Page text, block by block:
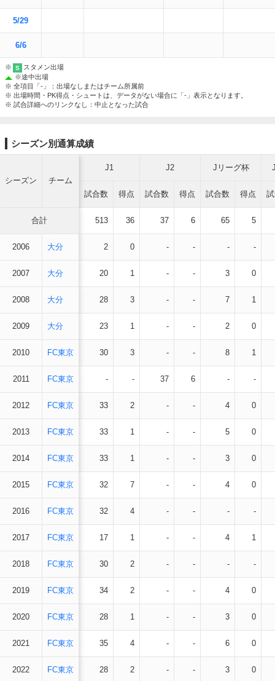
5/29
6/6
※ S
スタメン出場
※途中出場
※ 全項目「-」：出場なしまたはチーム所属前
※ 出場時間・PK得点・シュートは、データがない場合に「-」表示となります。
※ 試合詳細へのリンクなし：中止となった試合
シーズン別通算成績
シーズン チーム
J1 J2 Jリーグ杯
試合数 得点 試合数 得点 試合数 得点
合計 513 36 37 6 65 5
2006 大分 2 0 - - - -
2007 大分 20 1 - - 3 0
2008 大分 28 3 - - 7 1
2009 大分 23 1 - - 2 0
2010 FC東京 30 3 - - 8 1
2011 FC東京 - - 37 6 - -
2012 FC東京 33 2 - - 4 0
2013 FC東京 33 1 - - 5 0
2014 FC東京 33 1 - - 3 0
2015 FC東京 32 7 - - 4 0
2016 FC東京 32 4 - - - -
2017 FC東京 17 1 - - 4 1
2018 FC東京 30 2 - - - -
2019 FC東京 34 2 - - 4 0
2020 FC東京 28 1 - - 3 0
2021 FC東京 35 4 - - 6 0
2022 FC東京 28 2 - - 3 0